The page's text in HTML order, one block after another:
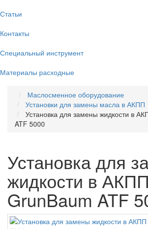
Статьи
Контакты
Специальный инструмент
Материалы расходные
Маслосменное оборудование
Установки для замены масла в АКПП
Установка для замены жидкости в
ATF 5000
Установка для
жидкости в АКПП
GrunBaum ATF